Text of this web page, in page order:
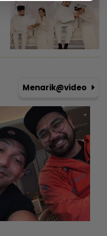
Menarik@video